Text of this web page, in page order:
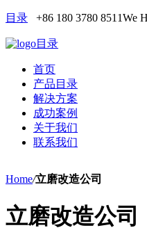
目录 +86 180 3780 8511We
目录
首页
产品目录
解决方案
成功案例
关于我们
联系我们
Home/立磨改造公司
立磨改造公司